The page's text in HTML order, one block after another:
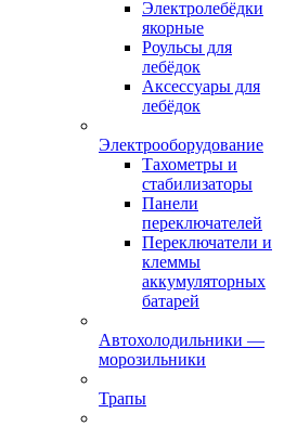
Электролебёдки
якорные
Роульсы для
лебёдок
Аксессуары для
лебёдок
Электрооборудование
Тахометры и
стабилизаторы
Панели
переключателей
Переключатели и
клеммы
аккумуляторных
батарей
Автохолодильники —
морозильники
Трапы